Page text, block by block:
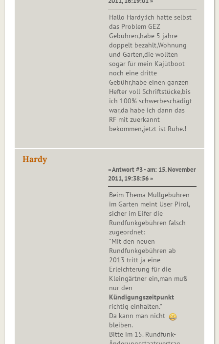
Hallo Hardy:Ich hatte selbst
das Problem GEZ
Gebühren,habe 5 jahre
doppelt bezahlt,Wohnung
und Garten,die wollten
sogar für mein Kajütboot
noch eine dritte
Gebühr,habe einen ganzen
Hefter voll Schriftstücke,bis
ich 100% schwerbeschädigt
war,da habe ich dann das
RF mit zuerkannt
bekommen,jetzt ist Ruhe.!
Hardy
« Antwort #3 - am: 15. November
2011, 19:38:56 »
Beim Thema Müllgebühren
im Garten meint User Pirol,
sicher im Eifer die
Rundfunkgebühren falsch
zugeordnet:
"Mit den neuen
Rundfunkgebühren ab
2013 tritt ja eine
Erleichterung für die
Kleingärtner ein,man muß
nur den
Kündigungszeitpunkt
richtig einhalten."
Da kann man nicht
bleiben.
Bitte im 15. Rundfunk-